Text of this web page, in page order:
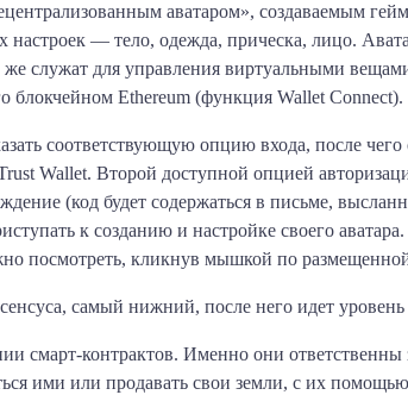
аватаром», создаваемым
настроек — тело, одежда, прическа, лицо.
служат для управления виртуальными
блокчейном Ethereum (функция Wallet Connect).
соответствующую опцию входа, после
Wallet. Второй доступной опцией
(код будет содержаться в письме,
к созданию и настройке своего
посмотреть, кликнув мышкой по
самый нижний, после него идет
смарт-контрактов. Именно они
ими или продавать свои земли, с их